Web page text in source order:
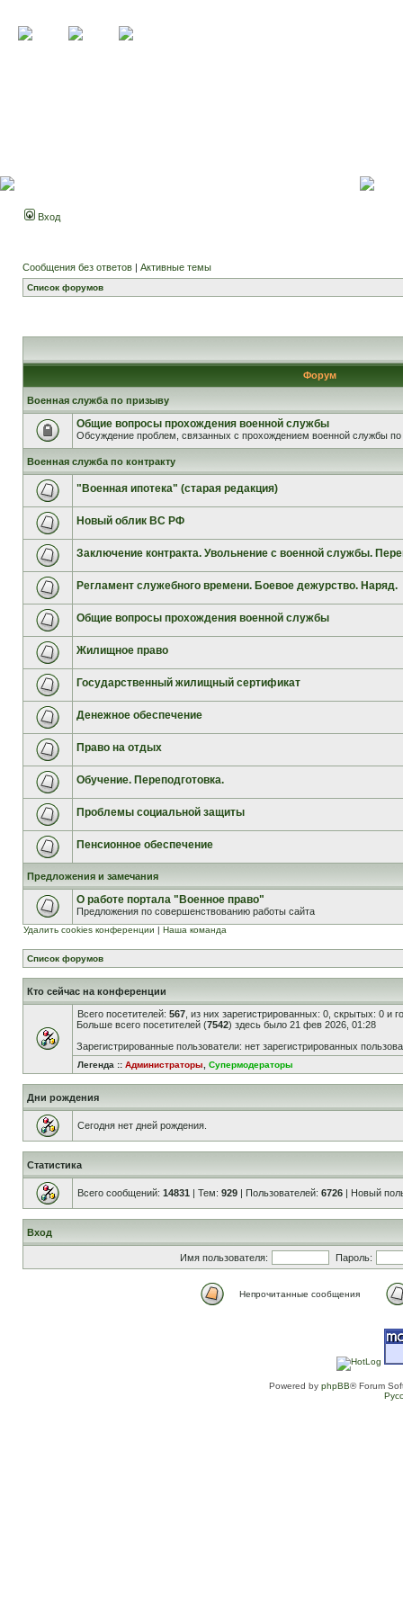
Вход
Сообщения без ответов | Активные темы
Список форумов
Форум
Военная служба по призыву
Общие вопросы прохождения военной службы
Обсуждение проблем, связанных с прохождением военной службы по
Военная служба по контракту
"Военная ипотека" (старая редакция)
Новый облик ВС РФ
Заключение контракта. Увольнение с военной службы.
Регламент служебного времени. Боевое дежурство. Наряд.
Общие вопросы прохождения военной службы
Жилищное право
Государственный жилищный сертификат
Денежное обеспечение
Право на отдых
Обучение. Переподготовка.
Проблемы социальной защиты
Пенсионное обеспечение
Предложения и замечания
О работе портала "Военное право"
Предложения по совершенствованию работы сайта
Удалить cookies конференции | Наша команда
Список форумов
Кто сейчас на конференции
Всего посетителей: 567 , из них зарегистрированных: 0, скрытых: 0 и
Больше всего посетителей (7542) здесь было 21 фев 2026, 01:28
Зарегистрированные пользователи: нет зарегистрированных
Легенда :: Администраторы Супермодераторы
Дни рождения
Сегодня нет дней рождения.
Статистика
Всего сообщений: 14831 | Тем: 929 | Пользователей: 6726 | Новый
Вход
Имя пользователя: Пароль:
Непрочитанные сообщения
Powered by phpBB® Forum